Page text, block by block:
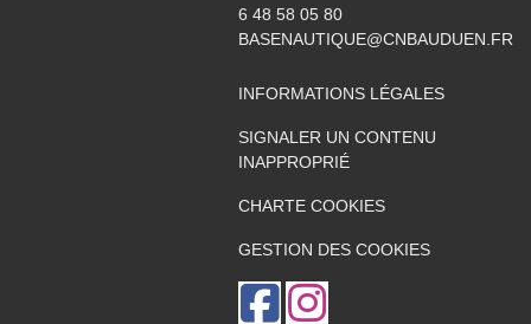
6 48 58 05 80
BASENAUTIQUE@CNBAUDUEN.FR
INFORMATIONS LÉGALES
SIGNALER UN CONTENU
INAPPROPRIÉ
CHARTE COOKIES
GESTION DES COOKIES